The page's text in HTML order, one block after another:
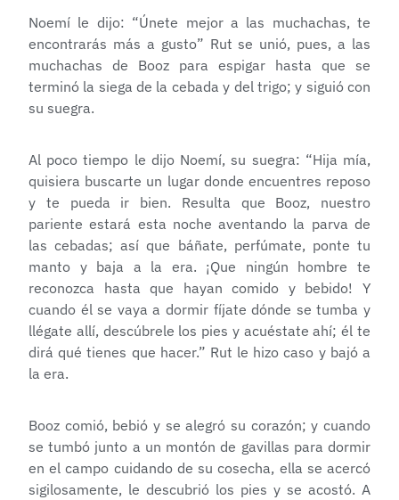
Noemí le dijo: “Únete mejor a las muchachas, te
encontrarás más a gusto” Rut se unió, pues, a las
muchachas de Booz para espigar hasta que se
terminó la siega de la cebada y del trigo; y siguió con
su suegra.
Al poco tiempo le dijo Noemí, su suegra: “Hija mía,
quisiera buscarte un lugar donde encuentres reposo
y te pueda ir bien. Resulta que Booz, nuestro
pariente estará esta noche aventando la parva de
las cebadas; así que báñate, perfúmate, ponte tu
manto y baja a la era. ¡Que ningún hombre te
reconozca hasta que hayan comido y bebido! Y
cuando él se vaya a dormir fíjate dónde se tumba y
llégate allí, descúbrele los pies y acuéstate ahí; él te
dirá qué tienes que hacer.” Rut le hizo caso y bajó a
la era.
Booz comió, bebió y se alegró su corazón; y cuando
se tumbó junto a un montón de gavillas para dormir
en el campo cuidando de su cosecha, ella se acercó
sigilosamente, le descubrió los pies y se acostó. A